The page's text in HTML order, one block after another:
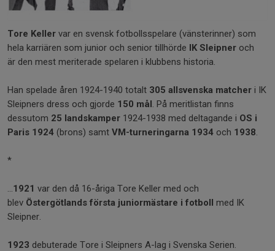
Tore Keller var en svensk fotbollsspelare (vänsterinner) som
hela karriären som junior och senior tillhörde IK Sleipner och
är den mest meriterade spelaren i klubbens historia.
Han spelade åren 1924-1940 totalt 305 allsvenska matcher i IK
Sleipners dress och gjorde 150 mål. På meritlistan finns
dessutom 25 landskamper 1924-1938 med deltagande i OS i
Paris 1924 (brons) samt VM-turneringarna 1934 och 1938.
*
...1921 var den då 16-åriga Tore Keller med och
blev Östergötlands första juniormästare i fotboll med IK
Sleipner.
1923 debuterade Tore i Sleipners A-lag i Svenska Serien.